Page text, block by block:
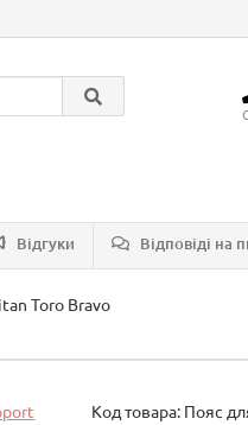
Відгуки Відповіді на
Toro Bravo
Код товара: Пояс